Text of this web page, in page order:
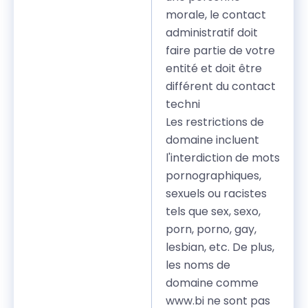
morale, le contact
administratif doit
faire partie de votre
entité et doit être
différent du contact
techni
Les restrictions de
domaine incluent
l'interdiction de mots
pornographiques,
sexuels ou racistes
tels que sex, sexo,
porn, porno, gay,
lesbian, etc. De plus,
les noms de
domaine comme
www.bi ne sont pas